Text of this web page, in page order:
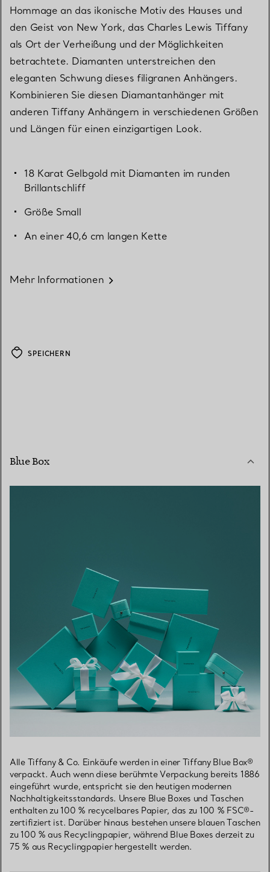
Hommage an das ikonische Motiv des Hauses und
den Geist von New York, das Charles Lewis Tiffany
als Ort der Verheißung und der Möglichkeiten
betrachtete. Diamanten unterstreichen den
eleganten Schwung dieses filigranen Anhängers.
Kombinieren Sie diesen Diamantanhänger mit
anderen Tiffany Anhängern in verschiedenen Größen
und Längen für einen einzigartigen Look.
18 Karat Gelbgold mit Diamanten im runden
Brillantschliff
Größe Small
An einer 40,6 cm langen Kette
Mehr Informationen
SPEICHERN
Blue Box
Alle Tiffany & Co. Einkäufe werden in einer Tiffany Blue Box®
verpackt. Auch wenn diese berühmte Verpackung bereits 1886
eingeführt wurde, entspricht sie den heutigen modernen
Nachhaltigkeitsstandards. Unsere Blue Boxes und Taschen
enthalten zu 100 % recycelbares Papier, das zu 100 % FSC®-
zertifiziert ist. Darüber hinaus bestehen unsere blauen Taschen
zu 100 % aus Recyclingpapier, während Blue Boxes derzeit zu
75 % aus Recyclingpapier hergestellt werden.